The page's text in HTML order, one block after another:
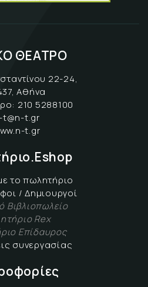
ΘΕΑΤΡΟ
22-24,
Αθήνα
210 5288100
t@n-t.gr
t.gr
το πωλητήριο
/ Δημιουργοί
Βιβλιοπωλείο
Rex
Επίδαυρος
συνεργασίας